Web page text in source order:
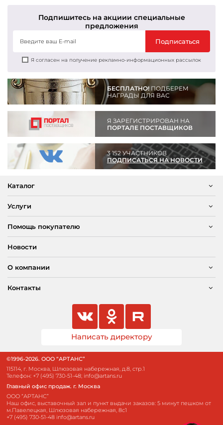
Подпишитесь на акциии специальные
предложения
Подписаться
Я согласен на получение рекламно-информационных рассылок
БЕСПЛАТНО!ПОДБЕРЕМ
НАГРАДЫ ДЛЯ ВАС
Я ЗАРЕГИСТРИРОВАН НА
ПОРТАЛЕ ПОСТАВЩИКОВ
3 152 УЧАСТНИКОВ
ПОДПИСАТЬСЯ НА НОВОСТИ
Каталог
Услуги
Помощь покупателю
Новости
О компании
Контакты
Написать директору
©1996-2026. ООО “АРТАНС”
115114, г. Москва, Шлюзовая набережная, д.8, стр.1
Телефон: +7 (495) 730-51-48; info@artans.ru
Главный офис продаж. г. Москва
ООО “АРТАНС”
Наш офис, выставочный зал и пункт выдачи заказов: 5 минут пешком от
м.Павелецкая, Шлюзовая набережная, 8с1
+7 (495) 730-51-48 info@artans.ru